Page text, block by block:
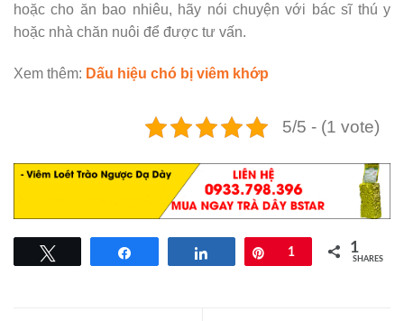
hoặc cho ăn bao nhiêu, hãy nói chuyện với bác sĩ thú y
hoặc nhà chăn nuôi để được tư vấn.
Xem thêm: Dấu hiệu chó bị viêm khớp
5/5 - (1 vote)
Pin
1 1
SHARES